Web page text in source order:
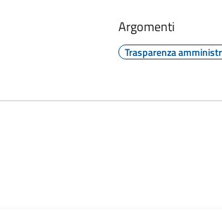
Argomenti
Trasparenza